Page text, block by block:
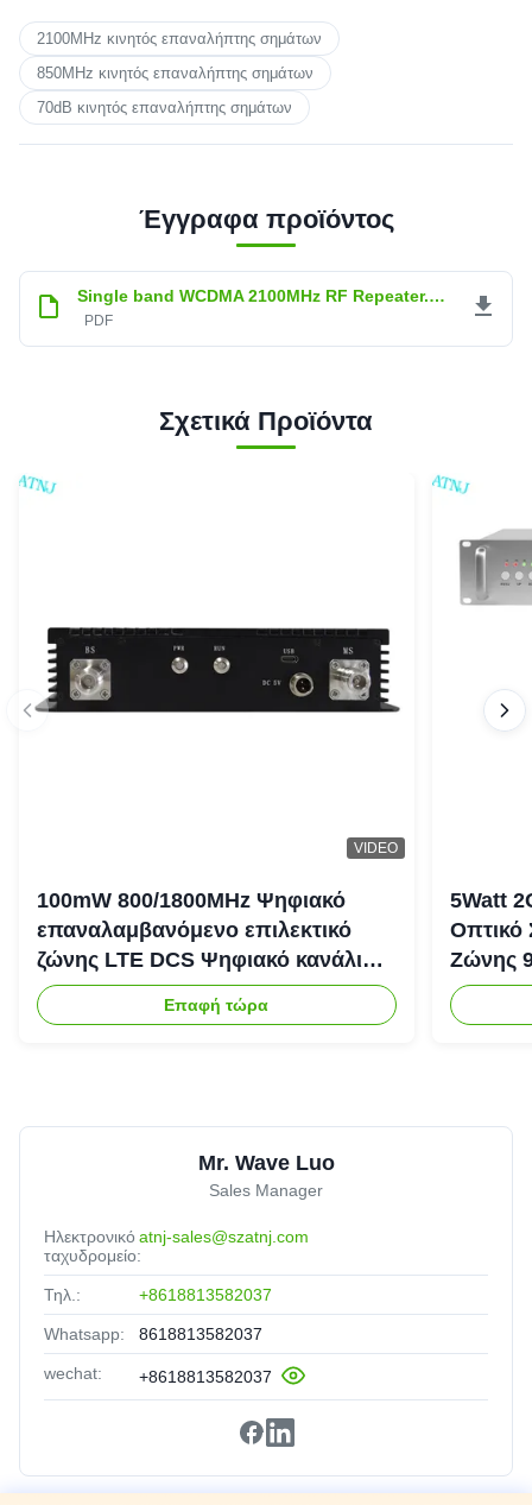
2100MHz κινητός επαναλήπτης σημάτων
850MHz κινητός επαναλήπτης σημάτων
70dB κινητός επαναλήπτης σημάτων
Έγγραφα προϊόντος
Single band WCDMA 2100MHz RF Repeater.pdf
PDF
Σχετικά Προϊόντα
VIDEO
100mW 800/1800MHz Ψηφιακό
επαναλαμβανόμενο επιλεκτικό
ζώνης LTE DCS Ψηφιακό κανάλι
Επιλεκτικό επαναλαμβανόμενο
Bda Pico
Επαφή τώρα
5Watt
Οπτικό
Ζώνης
Mr. Wave Luo
Sales Manager
Ηλεκτρονικό
ταχυδρομείο:
atnj-sales@szatnj.com
Τηλ.: +8618813582037
Whatsapp: 8618813582037
wechat: +8618813582037